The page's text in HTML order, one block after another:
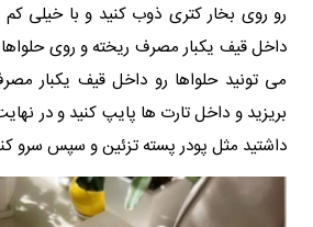
رو روی بخار کتری ذوب کنید و با خیلی کم
داخل قیف یکبار مصرف ریخته و روی
می تونید حلواها رو داخل قیف یکبار
بریزید و داخل تارت ها پایپ کنید و در
داشتید مثل پودر پسته تزئین و سپس سرو